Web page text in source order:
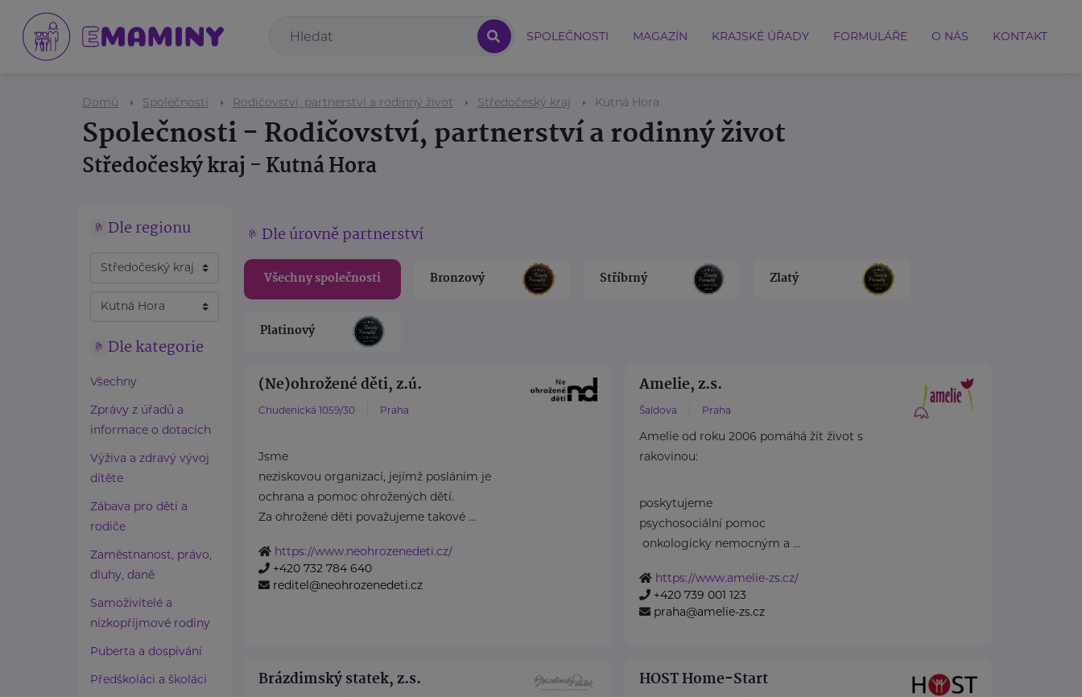
SPOLEČNOSTI MAGAZÍN KRAJSKÉ ÚŘADY FORMULÁŘE O NÁS KONTAKT
Domů Společnosti Rodičovství, partnerství a rodinný život Středočeský kraj Kutná Hora
Společnosti - Rodičovství, partnerství a rodinný život
Středočeský kraj - Kutná Hora
Dle regionu
Dle kategorie
Všechny
Zprávy z úřadů a
informace o dotacích
Výživa a zdravý vývoj
dítěte
Zábava pro děti a
rodiče
Zaměstnanost, právo,
dluhy, daně
Samoživitelé a
nízkopříjmové rodiny
Puberta a dospívání
Předškoláci a školáci
Dle úrovně partnerství
Všechny společnosti Bronzový Stříbrný Zlatý
Platinový
(Ne)ohrožené děti, z.ú.
Chudenická 1059/30 Praha
Jsme
neziskovou organizací, jejímž posláním je
ochrana a pomoc ohrožených dětí.
Za ohrožené děti považujeme takové ...
https://www.neohrozenedeti.cz/
+420 732 784 640
reditel@neohrozenedeti.cz
Amelie, z.s.
Šaldova Praha
Amelie od roku 2006 pomáhá žít život s
rakovinou:
poskytujeme
psychosociální pomoc
onkologicky nemocným a ...
https://www.amelie-zs.cz/
+420 739 001 123
praha@amelie-zs.cz
Brázdimský statek, z.s. HOST Home-Start